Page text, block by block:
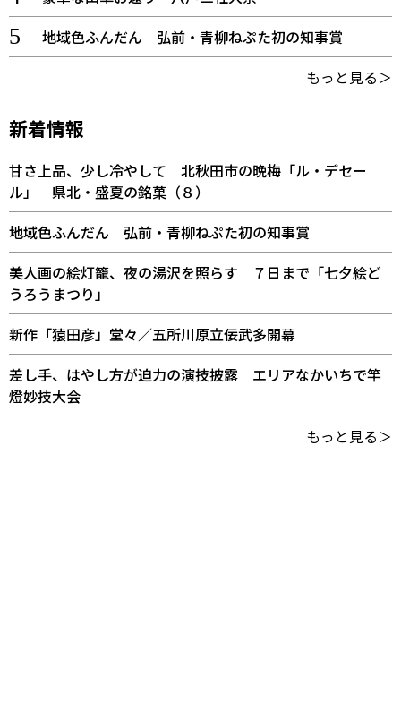
地域色ふんだん 弘前・青柳ねぷた初の知事賞
もっと見る＞
新着情報
甘さ上品、少し冷やして 北秋田市の晩梅「ル・デセー
ル」 県北・盛夏の銘菓（８）
地域色ふんだん 弘前・青柳ねぷた初の知事賞
美人画の絵灯籠、夜の湯沢を照らす ７日まで「七夕絵ど
うろうまつり」
新作「猿田彦」堂々／五所川原立佞武多開幕
差し手、はやし方が迫力の演技披露 エリアなかいちで竿
燈妙技大会
もっと見る＞